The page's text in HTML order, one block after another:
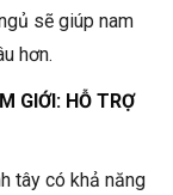
sẽ giúp nam
hơn.
GIỚI: HỖ TRỢ
tây có khả năng